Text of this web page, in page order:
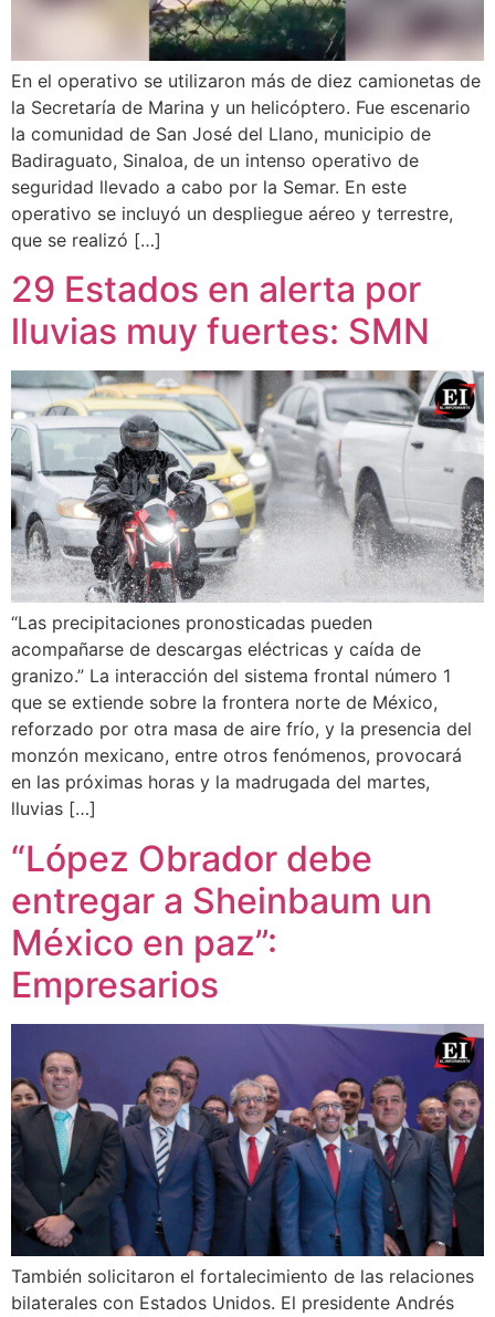
En el operativo se utilizaron más de diez camionetas de
la Secretaría de Marina y un helicóptero. Fue escenario
la comunidad de San José del Llano, municipio de
Badiraguato, Sinaloa, de un intenso operativo de
seguridad llevado a cabo por la Semar. En este
operativo se incluyó un despliegue aéreo y terrestre,
que se realizó […]
29 Estados en alerta por
lluvias muy fuertes: SMN
“Las precipitaciones pronosticadas pueden
acompañarse de descargas eléctricas y caída de
granizo.” La interacción del sistema frontal número 1
que se extiende sobre la frontera norte de México,
reforzado por otra masa de aire frío, y la presencia del
monzón mexicano, entre otros fenómenos, provocará
en las próximas horas y la madrugada del martes,
lluvias […]
“López Obrador debe
entregar a Sheinbaum un
México en paz”:
Empresarios
También solicitaron el fortalecimiento de las relaciones
bilaterales con Estados Unidos. El presidente Andrés